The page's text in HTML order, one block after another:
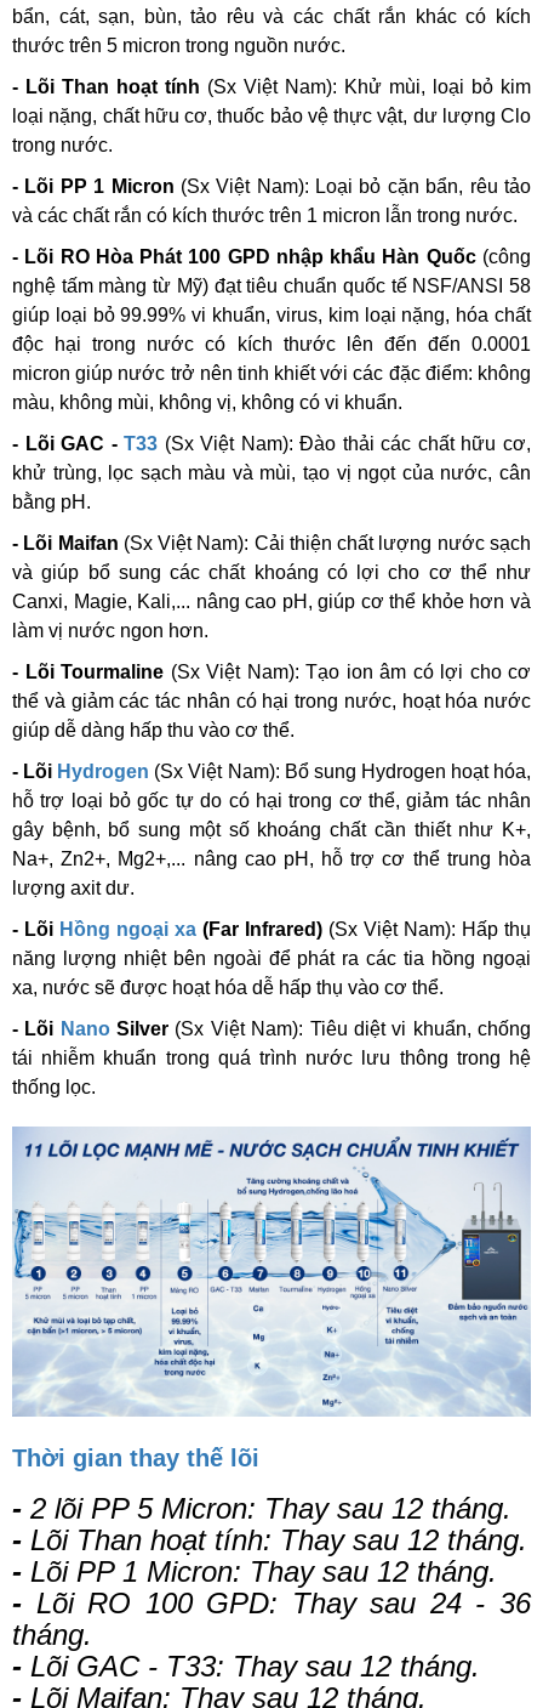
bẩn, cát, sạn, bùn, tảo rêu và các chất rắn khác có kích
thước trên 5 micron trong nguồn nước.
- Lõi Than hoạt tính (Sx Việt Nam): Khử mùi, loại bỏ kim
loại nặng, chất hữu cơ, thuốc bảo vệ thực vật, dư lượng Clo
trong nước.
- Lõi PP 1 Micron (Sx Việt Nam): Loại bỏ cặn bẩn, rêu tảo
và các chất rắn có kích thước trên 1 micron lẫn trong nước.
- Lõi RO Hòa Phát 100 GPD nhập khẩu Hàn Quốc (công
nghệ tấm màng từ Mỹ) đạt tiêu chuẩn quốc tế NSF/ANSI 58
giúp loại bỏ 99.99% vi khuẩn, virus, kim loại nặng, hóa chất
độc hại trong nước có kích thước lên đến đến 0.0001
micron giúp nước trở nên tinh khiết với các đặc điểm: không
màu, không mùi, không vị, không có vi khuẩn.
- Lõi GAC -T33 (Sx Việt Nam): Đào thải các chất hữu cơ,
khử trùng, lọc sạch màu và mùi, tạo vị ngọt của nước, cân
bằng pH.
- Lõi Maifan (Sx Việt Nam): Cải thiện chất lượng nước sạch
và giúp bổ sung các chất khoáng có lợi cho cơ thể như
Canxi, Magie, Kali,... nâng cao pH, giúp cơ thể khỏe hơn và
làm vị nước ngon hơn.
- Lõi Tourmaline (Sx Việt Nam): Tạo ion âm có lợi cho cơ
thể và giảm các tác nhân có hại trong nước, hoạt hóa nước
giúp dễ dàng hấp thu vào cơ thể.
- Lõi Hydrogen (Sx Việt Nam): Bổ sung Hydrogen hoạt hóa,
hỗ trợ loại bỏ gốc tự do có hại trong cơ thể, giảm tác nhân
gây bệnh, bổ sung một số khoáng chất cần thiết như K+,
Na+, Zn2+, Mg2+,... nâng cao pH, hỗ trợ cơ thể trung hòa
lượng axit dư.
- Lõi Hồng ngoại xa (Far Infrared) (Sx Việt Nam): Hấp thụ
năng lượng nhiệt bên ngoài để phát ra các tia hồng ngoại
xa, nước sẽ được hoạt hóa dễ hấp thụ vào cơ thể.
- Lõi NanoSilver (Sx Việt Nam): Tiêu diệt vi khuẩn, chống
tái nhiễm khuẩn trong quá trình nước lưu thông trong hệ
thống lọc.
Thời gian thay thế lõi
- 2 lõi PP 5 Micron: Thay sau 12 tháng.
- Lõi Than hoạt tính: Thay sau 12 tháng.
- Lõi PP 1 Micron: Thay sau 12 tháng.
- Lõi RO 100 GPD: Thay sau 24 - 36
tháng.
- Lõi GAC - T33: Thay sau 12 tháng.
- Lõi Maifan: Thay sau 12 tháng.